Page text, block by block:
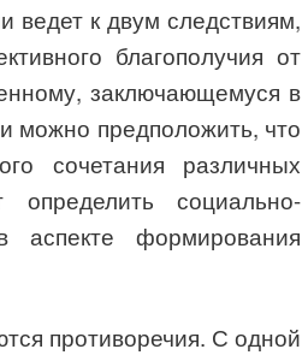
ведет к двум следствиям,
благополучия от
заключающемуся в
можно предположить, что
сочетания различных
социально-
аспекте формирования
противоречия. С одной